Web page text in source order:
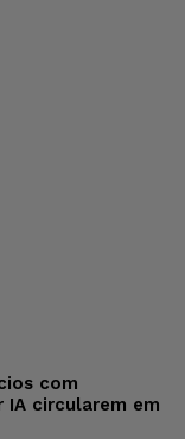
com
circularem em